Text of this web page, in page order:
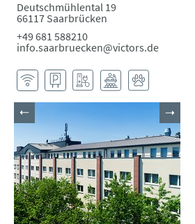
Deutschmühlental 19
66117 Saarbrücken
+49 681 588210
info.saarbruecken@victors.de